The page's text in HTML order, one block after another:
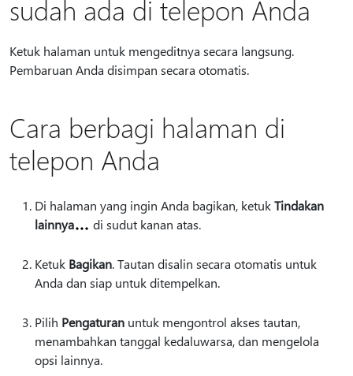
sudah ada di telepon Anda
Ketuk halaman untuk mengeditnya secara langsung.
Pembaruan Anda disimpan secara otomatis.
Cara berbagi halaman di
telepon Anda
Di halaman yang ingin Anda bagikan, ketukTindakan
lainnya
di sudut kanan atas.
Ketuk Bagikan. Tautan disalin secara otomatis untuk
Anda dan siap untuk ditempelkan.
Pilih Pengaturan untuk mengontrol akses tautan,
menambahkan tanggal kedaluwarsa, dan mengelola
opsi lainnya.